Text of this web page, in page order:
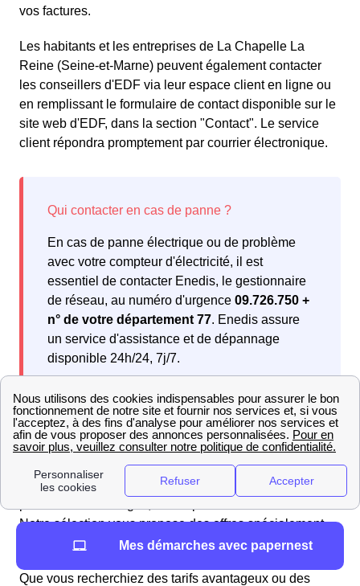
vos factures.
Les habitants et les entreprises de La Chapelle La
Reine (Seine-et-Marne) peuvent également contacter
les conseillers d'EDF via leur espace client en ligne ou
en remplissant le formulaire de contact disponible sur le
site web d'EDF, dans la section "Contact". Le service
client répondra promptement par courrier électronique.
En cas de panne électrique ou de problème
avec votre compteur d'électricité, il est
essentiel de contacter Enedis, le gestionnaire
de réseau, au numéro d'urgence 09.726.750 +
n° de votre département 77. Enedis assure
un service d'assistance et de dépannage
disponible 24h/24, 7j/7.
Comparateur d'offres gaz à La Chapelle La Reine :
avis et classement des fournisseurs en 2025
Pour les Chapelains souhaitant faire un choix éclairé
Notre sélection vous propose des offres spécialement
adaptées à vos
besoins énergétiques.
Que vous recherchiez des tarifs avantageux ou des
Mes démarches avec papernest